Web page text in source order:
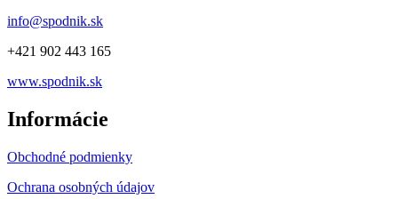
info@spodnik.sk
+421 902 443 165
www.spodnik.sk
Informácie
Obchodné podmienky
Ochrana osobných údajov